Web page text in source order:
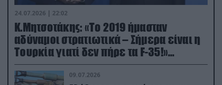
24.07.2026 | 22:02
Κ.Μητσοτάκης: «Το 2019 ήμασταν
αδύναμοι στρατιωτικά – Σήμερα είναι η
Τουρκία γιατί δεν πήρε τα F-35!»
(βίντεο)
09.07.2026